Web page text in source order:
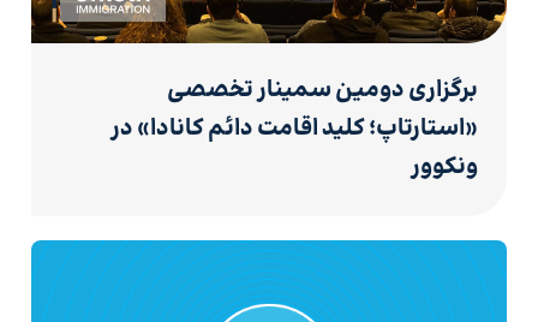
برگزاری دومین سمینار تخصصی
«استارتاپ؛ کلید اقامت دائم کانادا» در
ونکوور